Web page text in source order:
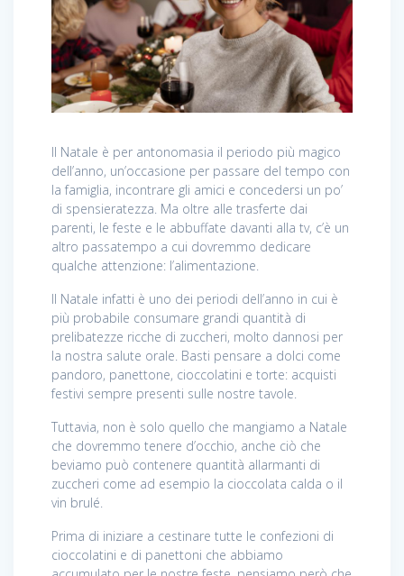
Il Natale è per antonomasia il periodo più magico
dell’anno, un’occasione per passare del tempo con
la famiglia, incontrare gli amici e concedersi un po’
di spensieratezza. Ma oltre alle trasferte dai
parenti, le feste e le abbuffate davanti alla tv, c’è un
altro passatempo a cui dovremmo dedicare
qualche attenzione: l’alimentazione.
Il Natale infatti è uno dei periodi dell’anno in cui è
più probabile consumare grandi quantità di
prelibatezze ricche di zuccheri, molto dannosi per
la nostra salute orale. Basti pensare a dolci come
pandoro, panettone, cioccolatini e torte: acquisti
festivi sempre presenti sulle nostre tavole.
Tuttavia, non è solo quello che mangiamo a Natale
che dovremmo tenere d’occhio, anche ciò che
beviamo può contenere quantità allarmanti di
zuccheri come ad esempio la cioccolata calda o il
vin brulé.
Prima di iniziare a cestinare tutte le confezioni di
cioccolatini e di panettoni che abbiamo